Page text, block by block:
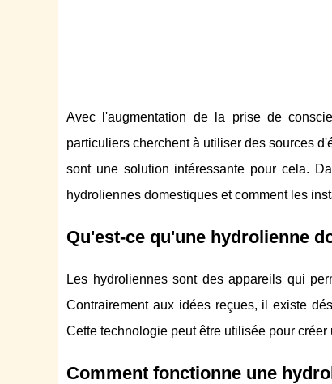
Avec l'augmentation de la prise de
particuliers cherchent à utiliser des sources
sont une solution intéressante pour cela.
hydroliennes domestiques et comment les
Qu'est-ce qu'une hydrolienne
Les hydroliennes sont des appareils qui
Contrairement aux idées reçues, il existe
Cette technologie peut être utilisée pour
Comment fonctionne une